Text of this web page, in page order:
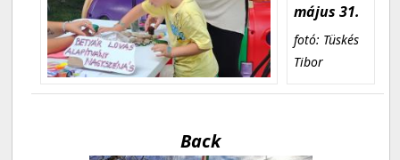
május 31.
fotó: Tüskés
Tibor
Back